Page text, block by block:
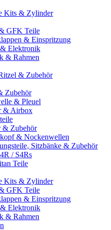
Kits & Zylinder
GFK Teile
& Einspritzung
Elektronik
& Rahmen
& Zubehör
Zubehör
& Pleuel
& Airbox
& Zubehör
& Nockenwellen
Sitzbänke & Zubehör
/ S4Rs
Teile
Kits & Zylinder
GFK Teile
& Einspritzung
Elektronik
& Rahmen